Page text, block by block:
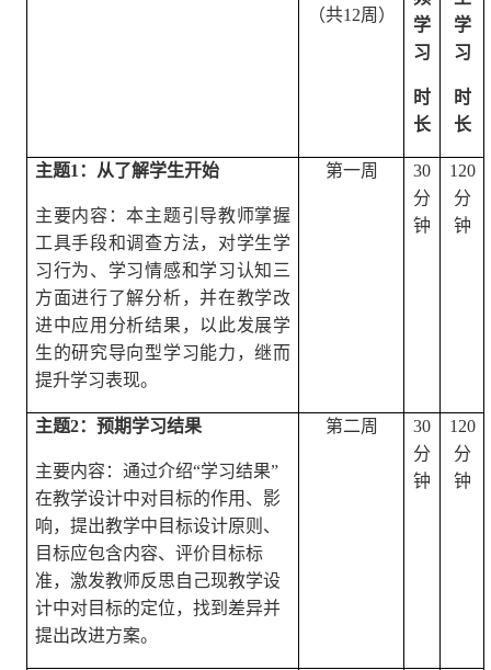
（共12周）
学
习
时
长
学
习
时
长
主题1 ：从了解学生开始
主要内容：本主题引导教师掌握
工具手段和调查方法，对学生学
习行为、学习情感和学习认知三
方面进行了解分析，并在教学改
进中应用分析结果，以此发展学
生的研究导向型学习能力，继而
提升学习表现。
第一周
30
分
钟
120
分
钟
主题2：预期学习结果
主要内容：通过介绍“学习结果”
在教学设计中对目标的作用、影
响，提出教学中目标设计原则、
目标应包含内容、评价目标标
准，激发教师反思自己现教学设
计中对目标的定位，找到差异并
提出改进方案。
第二周
30
分
钟
120
分
钟